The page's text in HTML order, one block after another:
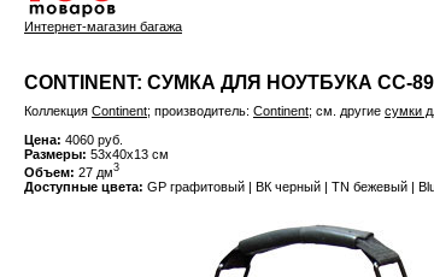
Интернет-магазин багажа
CONTINENT: СУМКА ДЛЯ НОУТБУКА CC-
Коллекция Continent; производитель: Continent; см. другие сумки
Цена: 4060 руб.
Размеры: 53x40x13 см
Объем: 27 дм3
Доступные цвета: GP графитовый | ВК черный | TN бежевый |